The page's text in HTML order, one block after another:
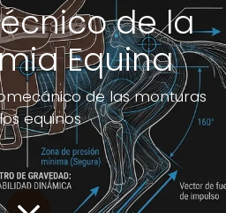
de la
Equina
de las monturas
equinos